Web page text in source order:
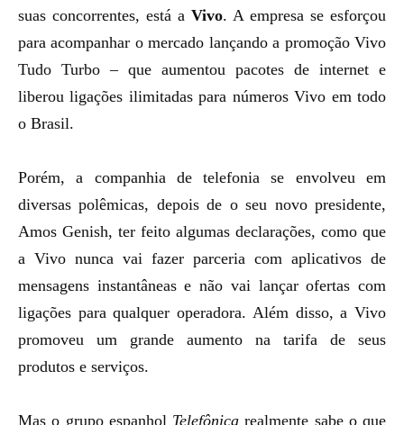
suas concorrentes, está a Vivo. A empresa se esforçou
para acompanhar o mercado lançando a promoção Vivo
Tudo Turbo – que aumentou pacotes de internet e
liberou ligações ilimitadas para números Vivo em todo
o Brasil.
Porém, a companhia de telefonia se envolveu em
diversas polêmicas, depois de o seu novo presidente,
Amos Genish, ter feito algumas declarações, como que
a Vivo nunca vai fazer parceria com aplicativos de
mensagens instantâneas enão vai lançar ofertas com
ligações para qualquer operadora. Além disso, a Vivo
promoveu um grande aumento na tarifa de seus
produtos e serviços.
Mas o grupo espanhol Telefônica realmente sabe o que